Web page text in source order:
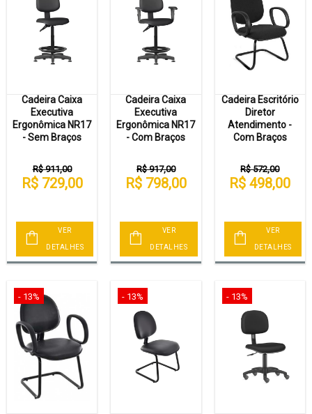
Cadeira Caixa
Executiva
Ergonômica NR17
- Sem Braços
R$ 911,00
R$ 729,00
VER
DETALHES
Cadeira Caixa
Executiva
Ergonômica NR17
- Com Braços
R$ 917,00
R$ 798,00
VER
DETALHES
Cadeira Escritório
Diretor
Atendimento -
Com Braços
R$ 572,00
R$ 498,00
VER
DETALHES
- 13% - 13% - 13%